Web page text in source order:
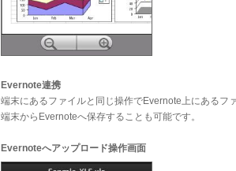
Evernote連携
端末にあるファイルと同じ操作でEvernote上にあるフ
端末からEvernoteへ保存することも可能です。
Evernoteへアップロード操作画面